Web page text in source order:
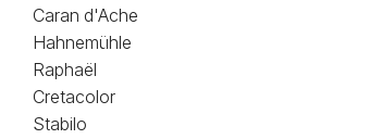
Caran d'Ache
Hahnemühle
Raphaël
Cretacolor
Stabilo